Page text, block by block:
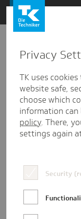
Zum
Inhalt
springen
Luise
Luise Zink ist
Privacy
TK uses
website safe,
choose which
information
policy. There,
settings again
Security